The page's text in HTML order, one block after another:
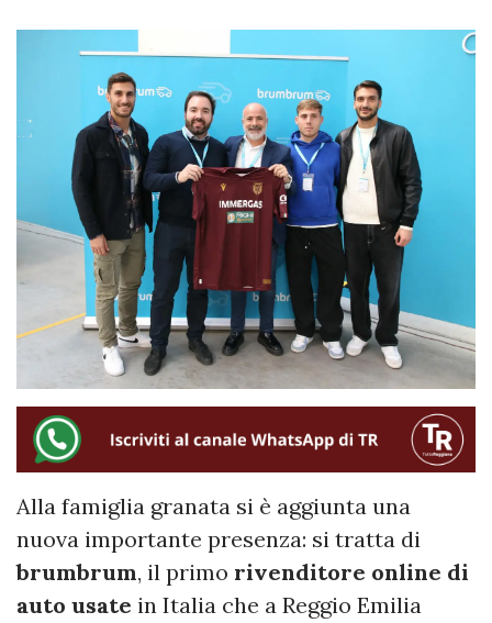
Alla famiglia granata si è aggiunta una
nuova importante presenza: si tratta di
brumbrum, il primo rivenditore online di
auto usate in Italia che a Reggio Emilia